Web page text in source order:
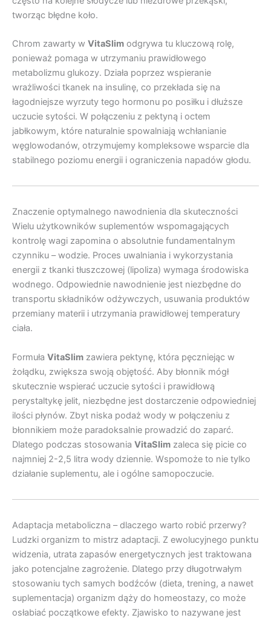
tworząc błędne koło.
Chrom zawarty w VitaSlim odgrywa tu kluczową rolę,
ponieważ pomaga w utrzymaniu prawidłowego
metabolizmu glukozy. Działa poprzez wspieranie
wrażliwości tkanek na insulinę, co przekłada się na
łagodniejsze wyrzuty tego hormonu po posiłku i dłuższe
uczucie sytości. W połączeniu z pektyną i octem
jabłkowym, które naturalnie spowalniają wchłanianie
węglowodanów, otrzymujemy kompleksowe wsparcie dla
stabilnego poziomu energii i ograniczenia napadów głodu.
Znaczenie optymalnego nawodnienia dla skuteczności
Wielu użytkowników suplementów wspomagających
kontrolę wagi zapomina o absolutnie fundamentalnym
czynniku – wodzie. Proces uwalniania i wykorzystania
energii z tkanki tłuszczowej (lipoliza) wymaga środowiska
wodnego. Odpowiednie nawodnienie jest niezbędne do
transportu składników odżywczych, usuwania produktów
przemiany materii i utrzymania prawidłowej temperatury
ciała.
Formuła VitaSlim zawiera pektynę, która pęczniejąc w
żołądku, zwiększa swoją objętość. Aby błonnik mógł
skutecznie wspierać uczucie sytości i prawidłową
perystaltykę jelit, niezbędne jest dostarczenie odpowiedniej
ilości płynów. Zbyt niska podaż wody w połączeniu z
błonnikiem może paradoksalnie prowadzić do zaparć.
Dlatego podczas stosowania VitaSlim zaleca się picie co
najmniej 2-2,5 litra wody dziennie. Wspomoże to nie tylko
działanie suplementu, ale i ogólne samopoczucie.
Adaptacja metaboliczna – dlaczego warto robić przerwy?
Ludzki organizm to mistrz adaptacji. Z ewolucyjnego punktu
widzenia, utrata zapasów energetycznych jest traktowana
jako potencjalne zagrożenie. Dlatego przy długotrwałym
stosowaniu tych samych bodźców (dieta, trening, a nawet
suplementacja) organizm dąży do homeostazy, co może
osłabiać początkowe efekty. Zjawisko to nazywane jest